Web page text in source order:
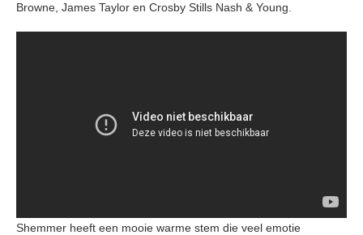
Browne, James Taylor en Crosby Stills Nash & Young.
Shemmer heeft een mooie warme stem die veel emotie